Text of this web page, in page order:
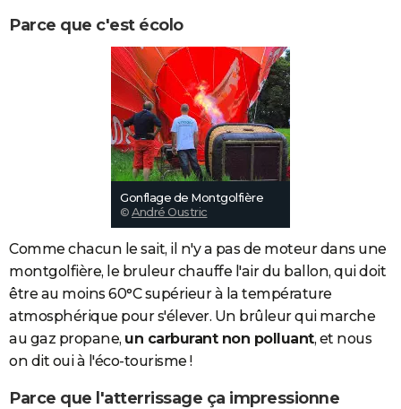
Parce que c'est écolo
Gonflage de Montgolfière
© André Oustric
Comme chacun le sait, il n'y a pas de moteur dans une
montgolfière, le bruleur chauffe l'air du ballon, qui doit
être au moins 60°C supérieur à la température
atmosphérique pour s'élever. Un brûleur qui marche
au gaz propane, un carburant non polluant, et nous
on dit oui à l'éco-tourisme !
Parce que l'atterrissage ça impressionne